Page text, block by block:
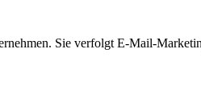
Sie verfolgt E-Mail-